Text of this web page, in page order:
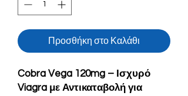
Προσθήκη στο Καλάθι
Cobra Vega 120mg – Ισχυρό
Viagra με Αντικαταβολή για